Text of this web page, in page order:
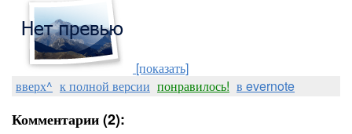
[показать]
вверх^ к полной версии понравилось! в evernote
Комментарии (2):